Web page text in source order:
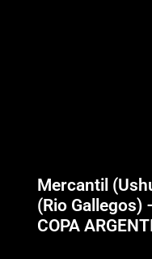
Mercantil
(Rio Gallegos)
COPA